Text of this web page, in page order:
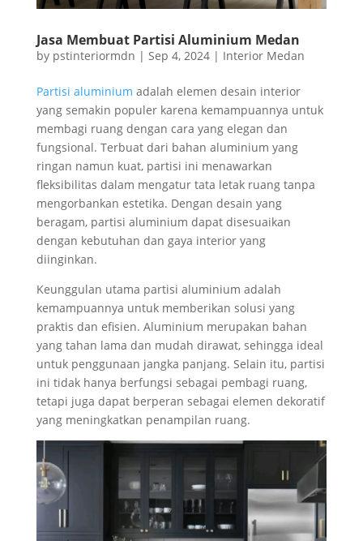
Jasa Membuat Partisi Aluminium Medan
by pstinteriormdn | Sep 4, 2024| Interior Medan
Partisi aluminium adalah elemen desain interior
yang semakin populer karena kemampuannya untuk
membagi ruang dengan cara yang elegan dan
fungsional. Terbuat dari bahan aluminium yang
ringan namun kuat, partisi ini menawarkan
fleksibilitas dalam mengatur tata letak ruang tanpa
mengorbankan estetika. Dengan desain yang
beragam, partisi aluminium dapat disesuaikan
dengan kebutuhan dan gaya interior yang
diinginkan.
Keunggulan utama partisi aluminium adalah
kemampuannya untuk memberikan solusi yang
praktis dan efisien. Aluminium merupakan bahan
yang tahan lama dan mudah dirawat, sehingga ideal
untuk penggunaan jangka panjang. Selain itu, partisi
ini tidak hanya berfungsi sebagai pembagi ruang,
tetapi juga dapat berperan sebagai elemen dekoratif
yang meningkatkan penampilan ruang.